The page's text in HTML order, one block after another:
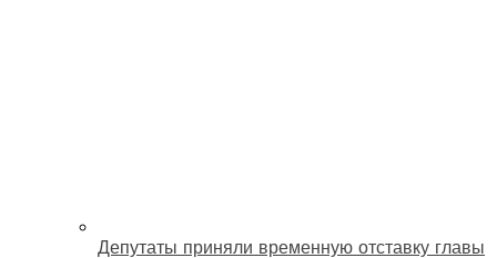
Депутаты приняли временную отставку главы